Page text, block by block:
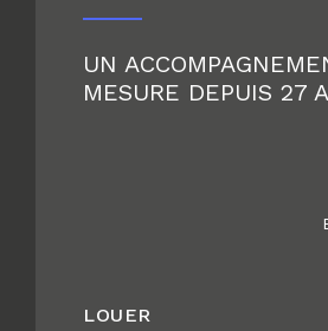
UN
MESURE DEPUIS 27
LOUER